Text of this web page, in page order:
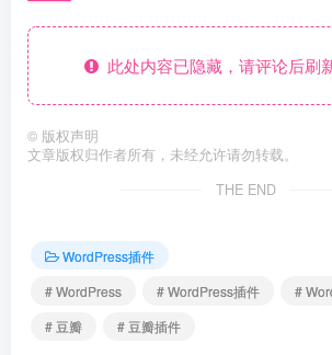
此处内容已隐藏，请评论后刷
© 版权声明
文章版权归作者所有，未经允许请勿转载。
THE END
WordPress插件
# WordPress
# WordPress插件
#
# 豆瓣
# 豆瓣插件